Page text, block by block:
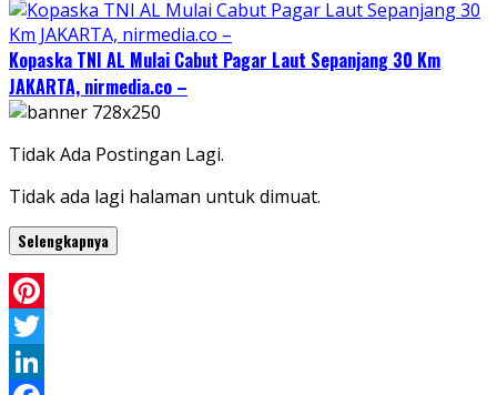
Kopaska TNI AL Mulai Cabut Pagar Laut Sepanjang 30 Km
JAKARTA, nirmedia.co –
Tidak Ada Postingan Lagi.
Tidak ada lagi halaman untuk dimuat.
Selengkapnya
Pinterest
Twitter